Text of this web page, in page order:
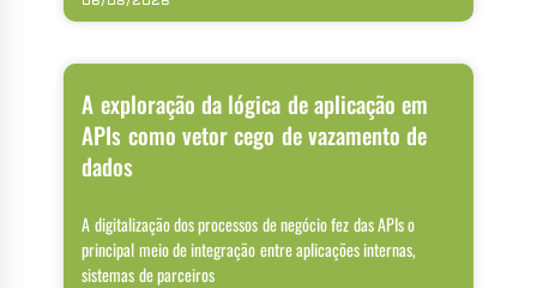
A exploração da lógica de aplicação em
APIs como vetor cego de vazamento de
dados
A digitalização dos processos de negócio fez das APIs o
principal meio de integração entre aplicações internas,
sistemas de parceiros